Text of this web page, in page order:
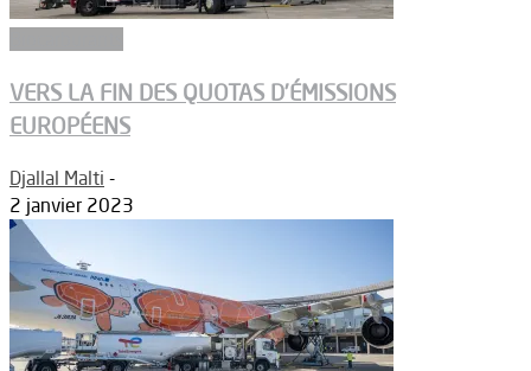
VERS LA FIN DES QUOTAS D’ÉMISSIONS
EUROPÉENS
Djallal Malti -
2 janvier 2023